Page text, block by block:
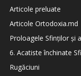
Articole preluate
Articole Ortodoxia.md
Proloagele Sfinților și
6. Acatiste închinate
Rugăciuni